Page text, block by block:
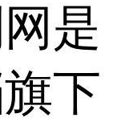
是
下